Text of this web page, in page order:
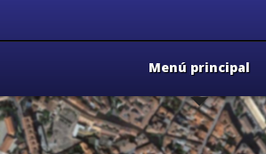
Menú principal